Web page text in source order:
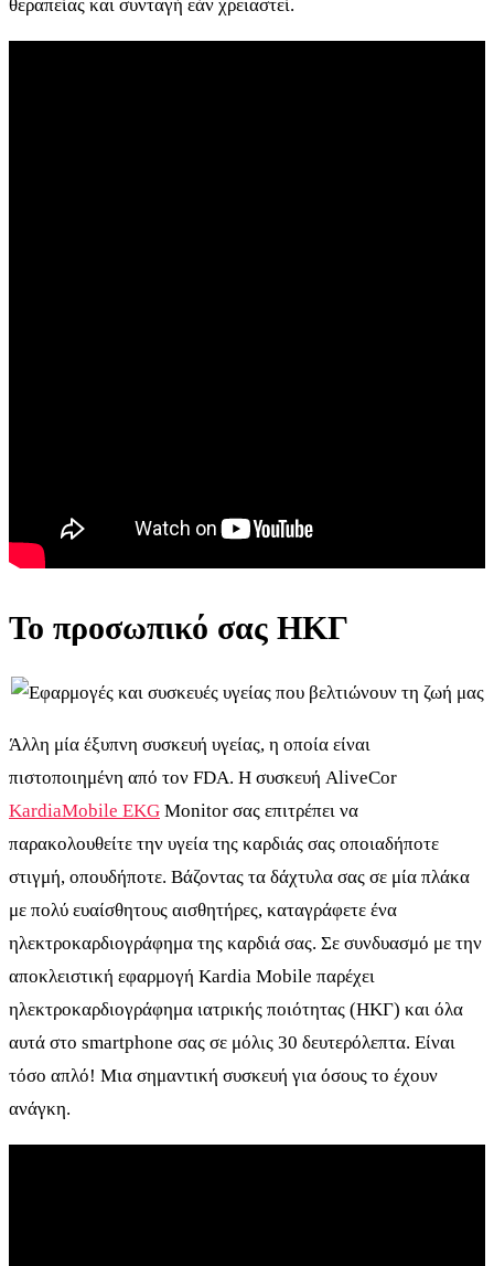
θεραπείας και συνταγή εάν χρειαστεί.
Το προσωπικό σας ΗΚΓ
Άλλη μία έξυπνη συσκευή υγείας, η οποία είναι
πιστοποιημένη από τον FDA. H συσκευή AliveCor
KardiaMobile EKG Monitor σας επιτρέπει να
παρακολουθείτε την υγεία της καρδιάς σας οποιαδήποτε
στιγμή, οπουδήποτε. Βάζοντας τα δάχτυλα σας σε μία πλάκα
με πολύ ευαίσθητους αισθητήρες, καταγράφετε ένα
ηλεκτροκαρδιογράφημα της καρδιά σας. Σε συνδυασμό με την
αποκλειστική εφαρμογή Kardia Mobile παρέχει
ηλεκτροκαρδιογράφημα ιατρικής ποιότητας (ΗΚΓ) και όλα
αυτά στο smartphone σας σε μόλις 30 δευτερόλεπτα. Είναι
τόσο απλό! Μια σημαντική συσκευή για όσους το έχουν
ανάγκη.